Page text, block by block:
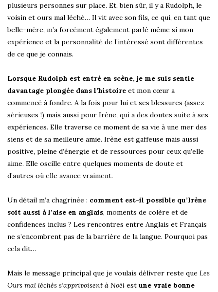
plusieurs personnes sur place. Et, bien sûr, il y a Rudolph, le
voisin et ours mal léché… Il vit avec son fils, ce qui, en tant que
belle-mère, m’a forcément également parlé même si mon
expérience et la personnalité de l’intéressé sont différentes
de ce que je connais.
Lorsque Rudolph est entré en scène, je me suis sentie
davantage plongée dans l’histoire et mon cœur a
commencé à fondre. A la fois pour lui et ses blessures (assez
sérieuses !) mais aussi pour Irène, qui a des doutes suite à ses
expériences. Elle traverse ce moment de sa vie à une mer des
siens et de sa meilleure amie. Irène est gaffeuse mais aussi
positive, pleine d’énergie et de ressources pour ceux qu’elle
aime. Elle oscille entre quelques moments de doute et
d’autres où elle avance vraiment.
Un détail m’a chagrinée : comment est-il possible qu’Irène
soit aussi à l’aise en anglais, moments de colère et de
confidences inclus ? Les rencontres entre Anglais et Français
ne s’encombrent pas de la barrière de la langue. Pourquoi pas
cela dit…
Mais le message principal que je voulais délivrer reste que Les
Ours mal léchés s’apprivoisent à Noël est une vraie bonne